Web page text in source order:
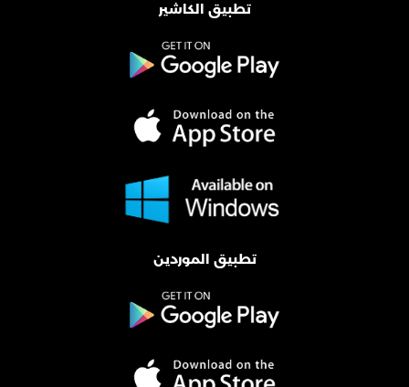
تطبيق الكاشير
تطبيق الموردين